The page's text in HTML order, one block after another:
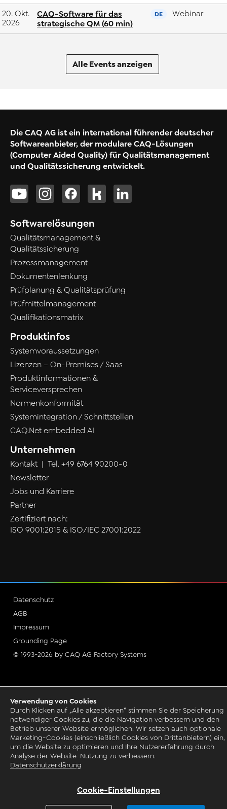
20. Okt.
2026
CAQ-Software für das
strategische QM (60 min)
DE Webinar
Alle Events anzeigen
Die CAQ AG ist ein international führender deutscher
Softwareanbieter, der modulare CAQ-Lösungen
(Computer Aided Quality) für Qualitätsmanagement
und Qualitätssicherung entwickelt.
Softwarelösungen
Qualitätsmanagement &
Qualitätssicherung
Prozessmanagement
Dokumentenlenkung
Prüfplanung & Qualitätsprüfung
Prüfmittelmanagement
Qualifikationsmatrix
Produktinfos
Systemvoraussetzungen
Lizenzen – On-Premises / Saas
Produktinformationen &
Serviceversprechen
Normenkonformität
Systemintegration / Schnittstellen
CAQ.Net embedded AI
Unternehmen
Kontakt| Tel. +49 6764 90200-0
Newsletter
Jobs und Karriere
Partner
Zertifiziert nach:
ISO 9001:2015 & ISO/IEC 27001:2022
© 1993-2026 by CAQ AG Factory Systems
Grounding Page
Impressum
AGB
Datenschutz
Verwendung von Cookies
Durch Klicken auf „Alle akzeptieren“ stimmen Sie der Speicherung
notwendiger Cookies zu, die die Navigation verbessern und den
Betrieb unserer Website ermöglichen. Wir setzen auch optionale
Marketing-Cookies (einschließlich Cookies von Drittanbietern) ein,
um die Website zu optimieren und Ihre Nutzererfahrung durch
Analyse der Website-Nutzung zu verbessern.
Datenschutzerklärung
Cookie-Einstellungen